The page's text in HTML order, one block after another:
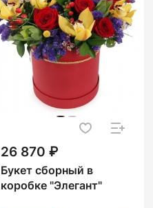
26 870 ₽
Букет сборный в
коробке "Элегант"